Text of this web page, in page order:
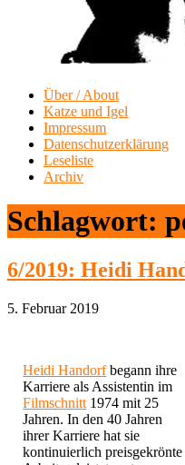
Über / About
Katze und Igel
Impressum
Datenschutzerklärung
Leseliste
Archiv
Schlagwort:
6/2019: Heidi
5. Februar 2019
Heidi Handorfbegann ihre
Karriere als Assistentin im
Filmschnitt 1974 mit 25
Jahren. In den 40 Jahren
ihrer Karriere hat sie
kontinuierlich preisgekrönte